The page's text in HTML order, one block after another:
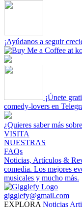
¡Ayúdanos a seguir
¡Únete
comedy-lovers en
¿Quieres saber más
VISITA
NUESTRAS
FAQs
Noticias, Artículos &
comedia. Los mejores
musicales y mucho más.
gigglefy@gmail.com
EXPLORA Noticias